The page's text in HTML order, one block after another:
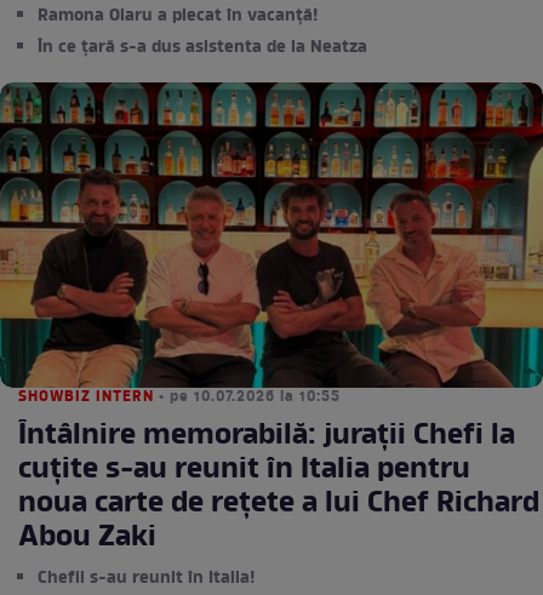
Ramona Olaru a plecat în vacanță!
În ce țară s-a dus asistenta de la Neatza
SHOWBIZ INTERN • pe 10.07.2026 la 10:55
Întâlnire memorabilă: jurații Chefi la
cuțite s-au reunit în Italia pentru
noua carte de rețete a lui Chef Richard
Abou Zaki
Chefii s-au reunit în Italia!